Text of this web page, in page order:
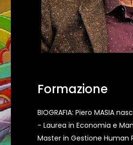
Formazione
BIOGRAFIA: Piero MASIA
- Laurea in Economia e
Master in Gestione Human